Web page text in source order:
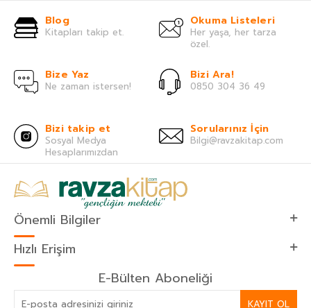
Blog
Kitapları takip et.
Okuma Listeleri
Her yaşa, her tarza
özel.
Bize Yaz
Ne zaman istersen!
Bizi Ara!
0850 304 36 49
Bizi takip et
Sosyal Medya
Hesaplarımızdan
Sorularınız İçin
Bilgi@ravzakitap.com
Önemli Bilgiler
Hızlı Erişim
E-Bülten Aboneliği
KAYIT OL